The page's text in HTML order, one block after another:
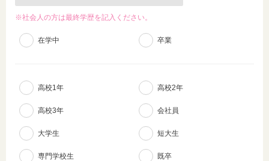
※社会人の方は最終学歴を記入ください。
在学中 卒業
高校1年 高校2年
高校3年 会社員
大学生 短大生
専門学校生 既卒